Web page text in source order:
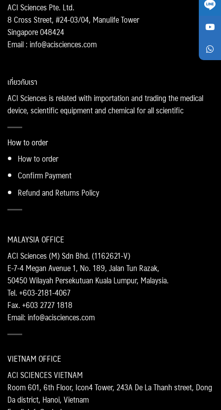
ACI Sciences Pte. Ltd.
8 Cross Street, #24-03/04, Manulife Tower
Singapore 048424
Email : info@acisciences.com
MALAYSIA OFFICE
ACI Sciences (M) Sdn Bhd. (1162621-V)
E-7-4 Megan Avenue 1, No. 189, Jalan Tun Razak,
50450 Wilayah Persekutuan Kuala Lumpur, Malaysia.
Tel. +603-2181-4067
Fax. +603 2727 1818
Email: info@acisciences.com
VIETNAM OFFICE
ACI SCIENCES VIETNAM
Room 601, 6th Floor, Icon4 Tower, 243A De La Thanh street, Dong
Da district, Hanoi, Vietnam
เกี่ยวกับเรา
ACI Sciences is related with importation and trading the medical
device, scientific equipment and chemical for all scientific
How to order
How to order
Confirm Payment
Refund and Returns Policy